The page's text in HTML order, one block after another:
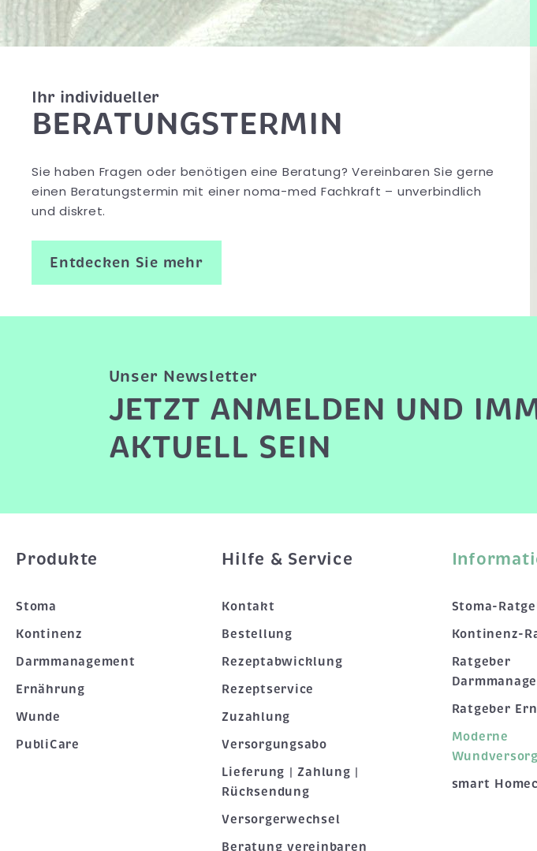
Ihr individueller
BERATUNGSTERMIN
Sie haben Fragen oder benötigen eine Beratung? Vereinbaren Sie gerne
einen Beratungstermin mit einer noma-med Fachkraft – unverbindlich
und diskret.
Entdecken Sie mehr
Unser Newsletter
JETZT ANMELDEN UND
AKTUELL SEIN
Produkte
Stoma
Kontinenz
Darmmanagement
Ernährung
Wunde
PubliCare
Hilfe & Service
Kontakt
Bestellung
Rezeptabwicklung
Rezeptservice
Zuzahlung
Versorgungsabo
Lieferung | Zahlung |
Rücksendung
Versorgerwechsel
Beratung vereinbaren
Stoma-
Kontinenz-
Ratgeber
Ratgeber
Moderne
smart